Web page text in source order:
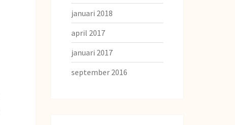
januari 2018
april 2017
januari 2017
september 2016